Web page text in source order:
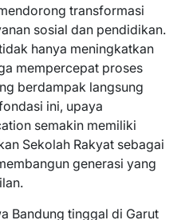
transformasi
sosial dan pendidikan.
hanya meningkatkan
mempercepat proses
berdampak langsung
ini, upaya
semakin memiliki
Sekolah Rakyat sebagai
generasi yang
Bandung tinggal di Garut